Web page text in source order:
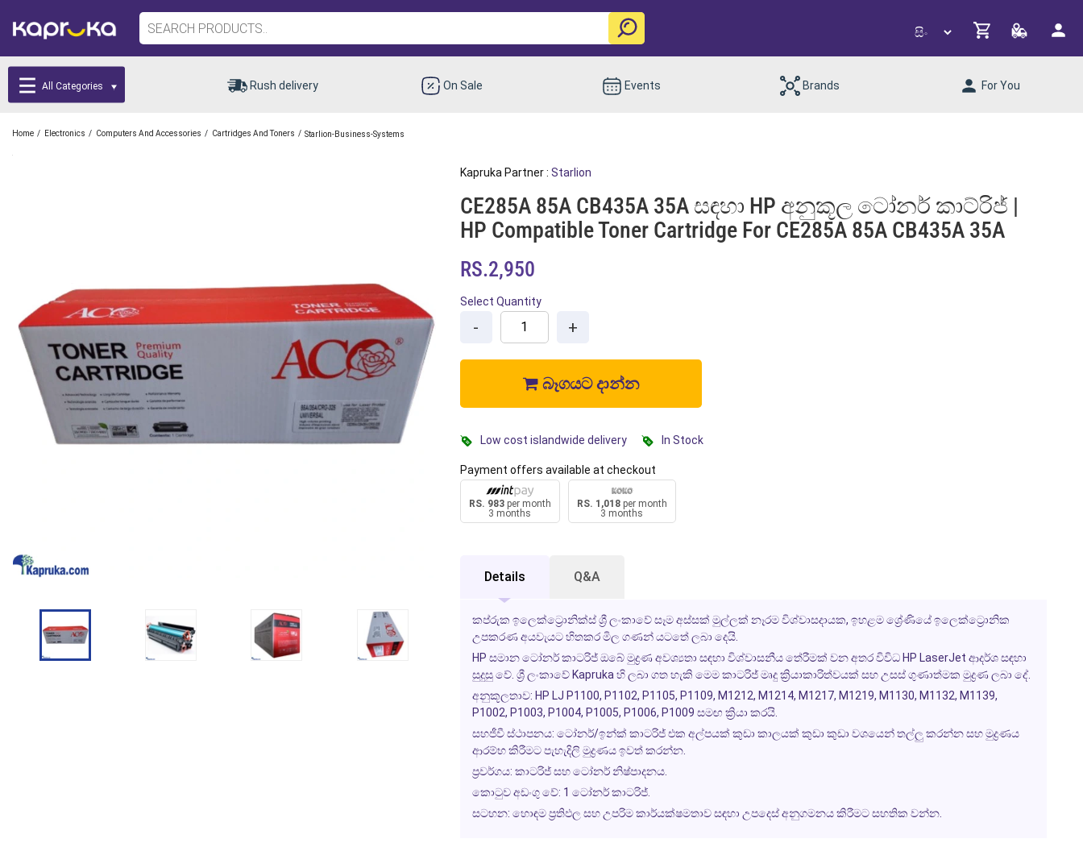
All Categories Rush delivery On Sale Events Brands For You
Home / Electronics / Computers And Accessories / Cartridges And Toners / Starlion-Business-Systems
Kapruka Partner : Starlion
CE285A 85A CB435A 35A සඳහා HP අනුකූල ටෝනර් කාට්රිජ් |
HP Compatible Toner Cartridge For CE285A 85A CB435A 35A
RS.2,950
Select Quantity
- +
බෑගයට දාන්න
Low cost islandwide delivery In Stock
Payment offers available at checkout
RS. 983per month
3 months
RS. 1,018per month
3 months
Details Q&A
කප්රුක ඉලෙක්ට්‍රොනික්ස් ශ්‍රී ලංකාවේ සෑම අස්සක් මුල්ලක් නෑරම විශ්වාසදායක, ඉහළම ශ්‍රේණියේ ඉලෙක්ට්‍රොනික
උපකරණ අයවැයට හිතකර මිල ගණන් යටතේ ලබා දෙයි.
HP සමාන ටෝනර් කාටරිජ්ඔබේ මුද්‍රණ අවශ්‍යතා සඳහා විශ්වාසනීය තේරීමක් වන අතර විවිධ HP LaserJet ආදර්ශ සඳහා
සුදුසු වේ. ශ්‍රී ලංකාවේ Kapruka හි ලබා ගත හැකි මෙම කාටරිජ් මෘදු ක්‍රියාකාරිත්වයක් සහ උසස් ගුණාත්මක මුද්‍රණ ලබා දේ.
අනුකූලතාව: HP LJ P1100, P1102, P1105, P1109, M1212, M1214, M1217, M1219, M1130, M1132, M1139,
P1002, P1003, P1004, P1005, P1006, P1009 සමඟ ක්‍රියා කරයි.
සහජීවී ස්ථාපනය: ටෝනර්/ඉන්ක් කාටරිජ් එක අල්පයක් කුඩා කාලයක් කුඩා කුඩා වශයෙන් තල්ලු කරන්න සහ මුද්‍රණය
ආරම්භ කිරීමට පැහැදිලි මුද්‍රණය ඉවත් කරන්න.
ප්‍රවර්ගය: කාටරිජ් සහ ටෝනර් නිෂ්පාදනය.
කොටුව අඩංගු වේ: 1 ටෝනර් කාටරිජ්.
සටහන: හොඳම ප්‍රතිඵල සහ උපරිම කාර්යක්ෂමතාව සඳහා උපදෙස් අනුගමනය කිරීමට සහතික වන්න.